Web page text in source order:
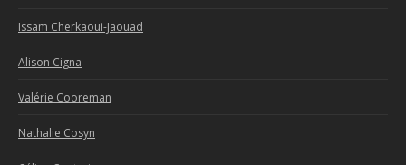
Issam Cherkaoui-Jaouad
Alison Cigna
Valérie Cooreman
Nathalie Cosyn